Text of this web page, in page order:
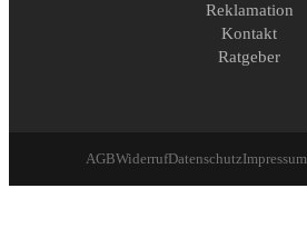
Reklamation
Kontakt
Ratgeber
AGBWiderrufDatenschutzImpressum